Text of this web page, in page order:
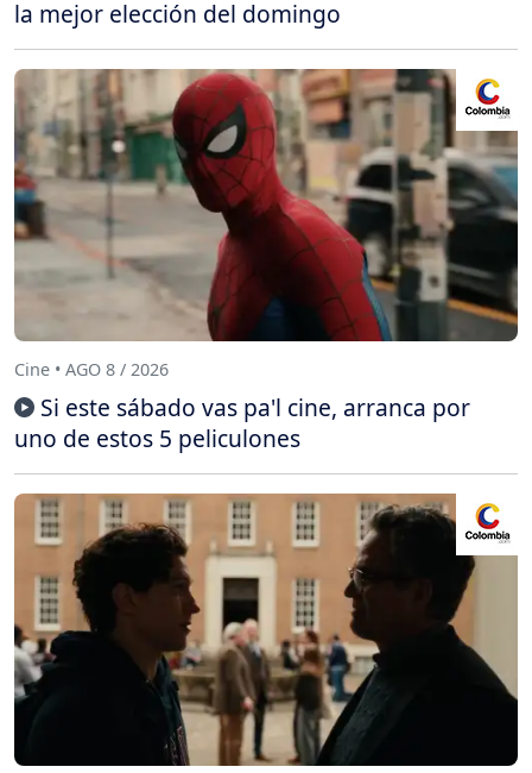
la mejor elección del domingo
Cine • AGO 8 / 2026
Si este sábado vas pa'l cine, arranca por
uno de estos 5 peliculones